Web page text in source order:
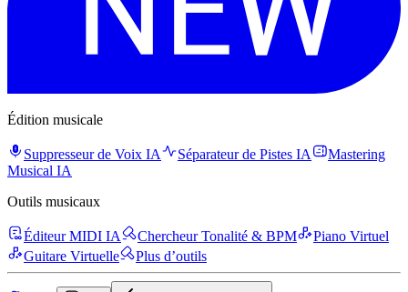
Édition musicale
Suppresseur de Voix IA Séparateur de Pistes IA
Mastering
Musical IA
Outils musicaux
Éditeur MIDI IA Chercheur Tonalité & BPM
Piano Virtuel
Guitare Virtuelle
Plus d’outils